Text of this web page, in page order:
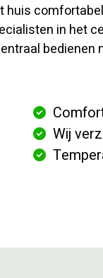
in het
Wij